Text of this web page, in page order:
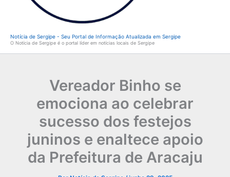
Notícia de Sergipe - Seu Portal de Informação Atualizada em Sergipe
O Notícia de Sergipe é o portal líder em notícias locais de Sergipe
Vereador Binho se
emociona ao celebrar
sucesso dos festejos
juninos e enaltece apoio
da Prefeitura de Aracaju